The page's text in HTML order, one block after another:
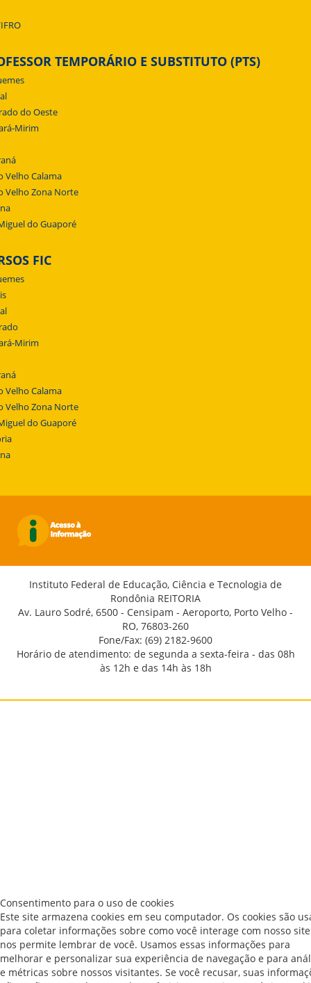
TEMPORÁRIO E SUBSTITUTO (PTS)
do Oeste
Mirim
Velho Calama
Velho Zona Norte
do Guaporé
FIC
Mirim
Velho Calama
Velho Zona Norte
do Guaporé
Instituto Federal de Educação, Ciência e Tecnologia de
Rondônia REITORIA
Av. Lauro Sodré, 6500 - Censipam - Aeroporto, Porto Velho -
RO, 76803-260
Fone/Fax: (69) 2182-9600
Horário de atendimento: de segunda a sexta-feira - das 08h
às 12h e das 14h às 18h
Consentimento para o uso de cookies
Este site armazena cookies em seu computador. Os cookies são
para coletar informações sobre como você interage com nosso
nos permite lembrar de você. Usamos essas informações para
melhorar e personalizar sua experiência de navegação e para
e métricas sobre nossos visitantes. Se você recusar, suas